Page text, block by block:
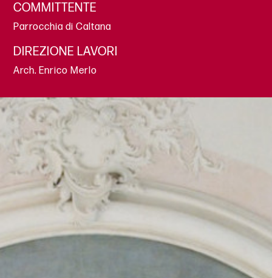
COMMITTENTE
Parrocchia di Caltana
DIREZIONE LAVORI
Arch. Enrico Merlo